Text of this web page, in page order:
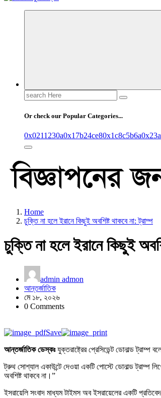
বাংলা নিউজ পেপার
Search
for:
Or check our Popular Categories...
0x0211230a0x17b24ce80x1c8c5b6a
Home
চুক্তি না হলে ইরানে কিছুই অবশিষ্ট থাকবে না: ট্রাম্প
চুক্তি না হলে ইরানে কিছুই
admin admon
আন্তর্জাতিক
মে ১৮, ২০২৬
0 Comments
Save
আন্তর্জাতিক ডেস্কঃযুক্তরাষ্ট্রের প্রেসিডেন্ট ডোনাল্ড ট্রাম্প
ট্রুথ সোশ্যাল একাউন্টে দেওয়া একটি পোস্টে ডোনাল্ড ট্রাম্প
অবশিষ্ট থাকবে না।”
ইসরায়েলি সংবাদ মাধ্যম টাইমস অব ইসরায়েলের একটি